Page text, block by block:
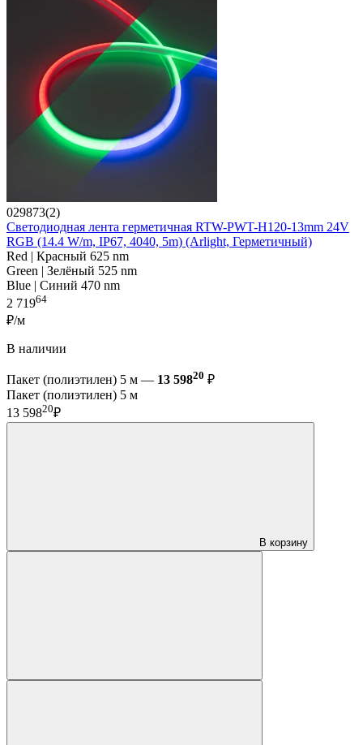
029873(2)
Светодиодная лента герметичная RTW-PWT-H120-13mm 24V
RGB (14.4 W/m, IP67, 4040, 5m) (Arlight, Герметичный)
Red | Красный 625 nm
Green | Зелёный 525 nm
Blue | Синий 470 nm
2 71964
₽/м
В наличии
Пакет (полиэтилен) 5 м — 13 59820 ₽
Пакет (полиэтилен) 5 м
13 59820₽
В корзину